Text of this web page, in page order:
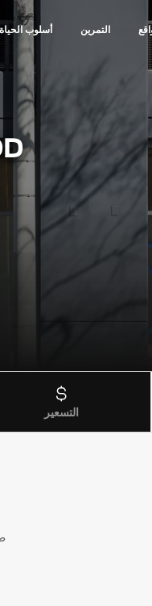
التمرين أسلوب الحياة
التسعير